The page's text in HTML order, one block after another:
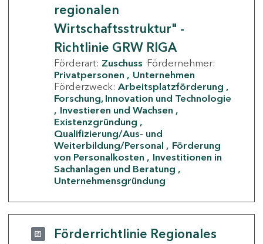
regionalen
Wirtschaftsstruktur" -
Richtlinie GRW RIGA
Förderart: Zuschuss Fördernehmer:
Privatpersonen
Unternehmen
Förderzweck: Arbeitsplatzförderung
Forschung, Innovation und Technologie
Investieren und Wachsen
Existenzgründung
Qualifizierung/Aus- und
Weiterbildung/Personal
Förderung
von Personalkosten
Investitionen in
Sachanlagen und Beratung
Unternehmensgründung
Förderrichtlinie Regionales